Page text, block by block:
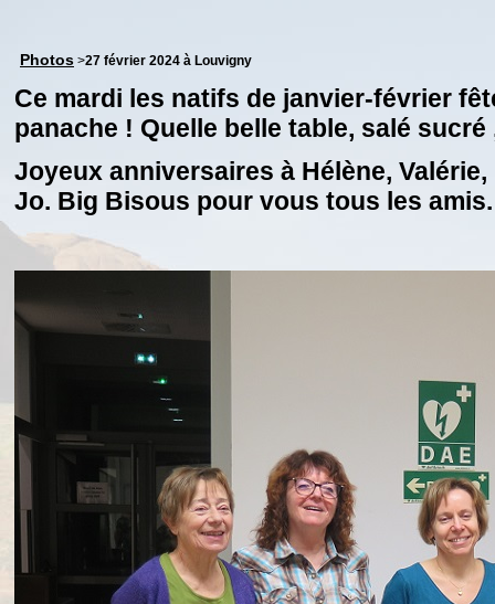
Photos >27 février 2024 à Louvigny
Ce mardi les natifs de janvier-février
panache ! Quelle belle table, salé
Joyeux anniversaires à Hélène,
Jo. Big Bisous pour vous tous les amis.